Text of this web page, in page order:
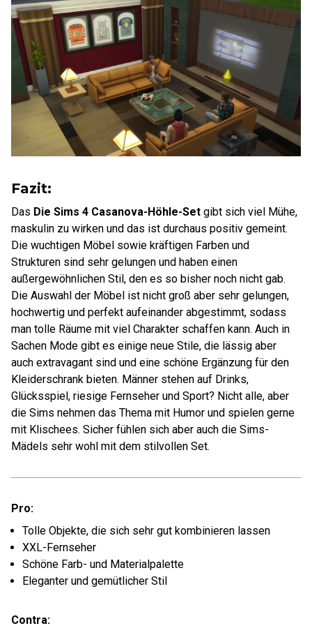
Fazit:
Das Die Sims 4 Casanova-Höhle-Set gibt sich viel Mühe,
maskulin zu wirken und das ist durchaus positiv gemeint.
Die wuchtigen Möbel sowie kräftigen Farben und
Strukturen sind sehr gelungen und haben einen
außergewöhnlichen Stil, den es so bisher noch nicht gab.
Die Auswahl der Möbel ist nicht groß aber sehr gelungen,
hochwertig und perfekt aufeinander abgestimmt, sodass
man tolle Räume mit viel Charakter schaffen kann. Auch in
Sachen Mode gibt es einige neue Stile, die lässig aber
auch extravagant sind und eine schöne Ergänzung für den
Kleiderschrank bieten. Männer stehen auf Drinks,
Glücksspiel, riesige Fernseher und Sport? Nicht alle, aber
die Sims nehmen das Thema mit Humor und spielen gerne
mit Klischees. Sicher fühlen sich aber auch die Sims-
Mädels sehr wohl mit dem stilvollen Set.
Pro:
Tolle Objekte, die sich sehr gut kombinieren lassen
XXL-Fernseher
Schöne Farb- und Materialpalette
Eleganter und gemütlicher Stil
Contra: